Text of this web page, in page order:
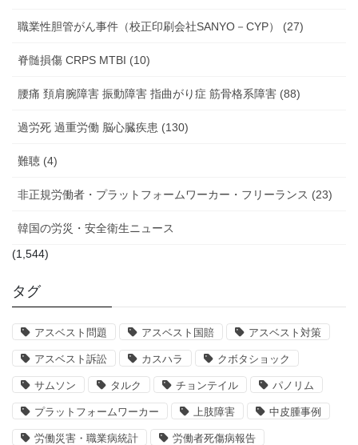
職業性胆管がん事件（校正印刷会社SANYO－CYP） (27)
脊髄損傷 CRPS MTBI (10)
腰痛 頚肩腕障害 振動障害 指曲がり症 筋骨格系障害 (88)
過労死 過重労働 脳心臓疾患 (130)
難聴 (4)
非正規労働者・プラットフォームワーカー・フリーランス (23)
韓国の労災・安全衛生ニュース
(1,544)
タグ
アスベスト問題 アスベスト国賠 アスベスト対策
アスベスト訴訟 カスハラ クボタショック
サムソン タルク チョンテイル パノリム
プラットフォームワーカー 上肢障害 中皮腫事例
労働災害・職業病統計 労働者死傷病報告